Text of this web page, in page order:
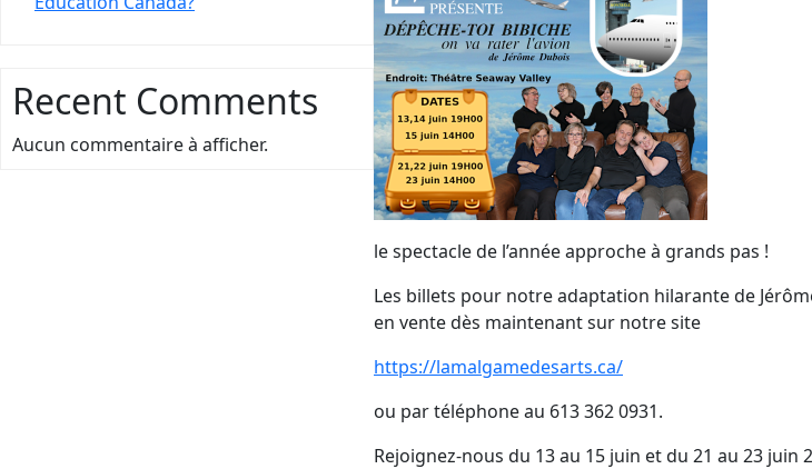
Recent Comments
Aucun commentaire à afficher.
le spectacle de l’année approche à grands pas !
Les billets pour notre adaptation hilarante de
en vente dès maintenant sur notre site
https://lamalgamedesarts.ca/
ou par téléphone au 613 362 0931.
Rejoignez-nous du 13 au 15 juin et du 21 au 23